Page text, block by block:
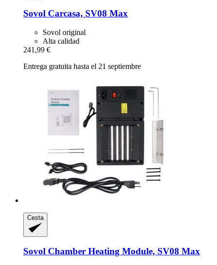
Sovol Carcasa, SV08 Max
Sovol original
Alta calidad
241,99 €
Entrega gratuita hasta el 21 septiembre
Cesta
Sovol Chamber Heating Module, SV08 Max